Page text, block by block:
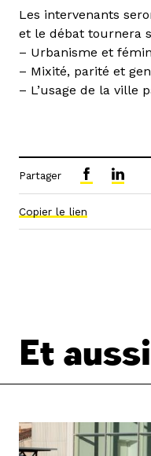
Les intervenants
et le débat tournera
– Urbanisme et
– Mixité, parité et
– L’usage de la ville
Partager
Copier le lien
Et aussi